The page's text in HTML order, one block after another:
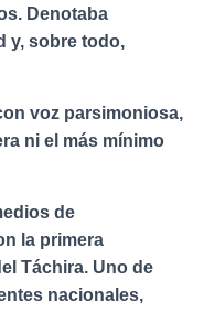
Denotaba
y, sobre todo,
voz parsimoniosa,
ni el más mínimo
de
la primera
Táchira. Uno de
nacionales,